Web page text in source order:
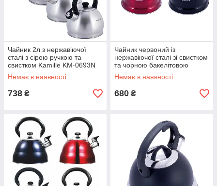
Чайник 2л з нержавіючої
сталі з сірою ручкою та
свистком Kamille KM-0693N
Немає в наявності
738 ₴
Чайник червоний із
нержавіючої сталі зі свистком
та чорною бакелітовою
ручкою 1.8л для плити
Kamille KM-1082
Немає в наявності
680 ₴